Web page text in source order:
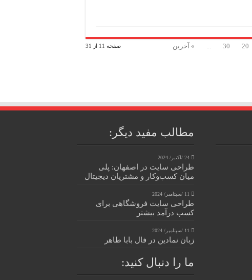
صفحه 11 از 31 20
30
... » آخرین
مطالب مفید دیگر:
24 /اکتبر/ 2024
طراحی سایت در اصفهان: پلی
میان کسب‌وکار و مشتریان دیجیتال
11 /سپتامبر/ 2024
طراحی سایت فروشگاهی برای
کسب درآمد بیشتر
11 /سپتامبر/ 2024
زبان نمادین در فال بابا طاهر
ما را دنبال کنید: